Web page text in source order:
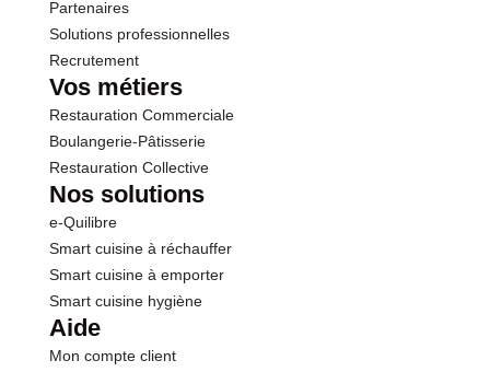
Partenaires
Solutions professionnelles
Recrutement
Vos métiers
Restauration Commerciale
Boulangerie-Pâtisserie
Restauration Collective
Nos solutions
e-Quilibre
Smart cuisine à réchauffer
Smart cuisine à emporter
Smart cuisine hygiène
Aide
Mon compte client